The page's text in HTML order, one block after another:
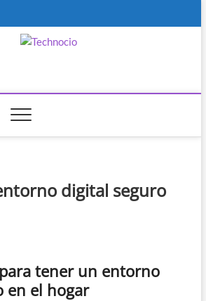
digital seguro
tener un entorno
en el hogar